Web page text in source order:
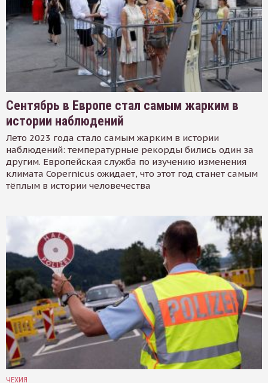
Сентябрь в Европе стал самым жарким в
истории наблюдений
Лето 2023 года стало самым жарким в истории
наблюдений: температурные рекорды бились один за
другим. Европейская служба по изучению изменения
климата Copernicus ожидает, что этот год станет самым
тёплым в истории человечества
ЧЕХИЯ